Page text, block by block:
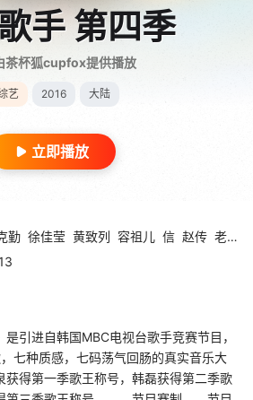
手 第四季
茶杯狐cupfox提供播放
艺 2016 大陆
立即播放
勤 徐佳莹 黄致列 容祖儿 信 赵传 老狼
进自韩国MBC电视台歌手竞赛节目，
七种质感，七码荡气回肠的真实音乐大
获得第一季歌王称号，韩磊获得第二季歌